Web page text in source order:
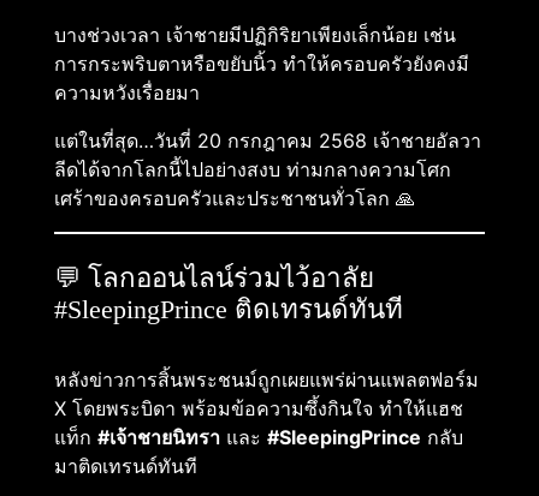
บางช่วงเวลา เจ้าชายมีปฏิกิริยาเพียงเล็กน้อย เช่น
การกระพริบตาหรือขยับนิ้ว ทำให้ครอบครัวยังคงมี
ความหวังเรื่อยมา
แต่ในที่สุด…วันที่ 20 กรกฎาคม 2568 เจ้าชายอัลวา
ลีดได้จากโลกนี้ไปอย่างสงบ ท่ามกลางความโศก
เศร้าของครอบครัวและประชาชนทั่วโลก 🙏
💬 โลกออนไลน์ร่วมไว้อาลัย
#SleepingPrince ติดเทรนด์ทันที
หลังข่าวการสิ้นพระชนม์ถูกเผยแพร่ผ่านแพลตฟอร์ม
X โดยพระบิดา พร้อมข้อความซึ้งกินใจ ทำให้แฮช
แท็ก #เจ้าชายนิทรา และ #SleepingPrince กลับ
มาติดเทรนด์ทันที